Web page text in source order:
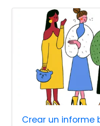
Crear un informe